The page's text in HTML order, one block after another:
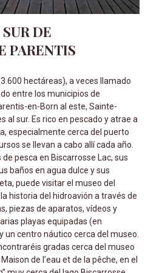
DE
PARENTIS
entre los municipios de
en-Born al este, Sainte-
al sur. Es rico en pescado y atrae a
especialmente cerca del puerto
se llevan a cabo allí cada año.
de pesca en Biscarrosse Lac, sus
baños en agua dulce y sus
puede visitar el museo del
historia del hidroavión a través de
piezas de aparatos, vídeos y
playas equipadas (en
un centro náutico cerca del museo.
gradas cerca del museo
de l’eau et de la pêche, en el